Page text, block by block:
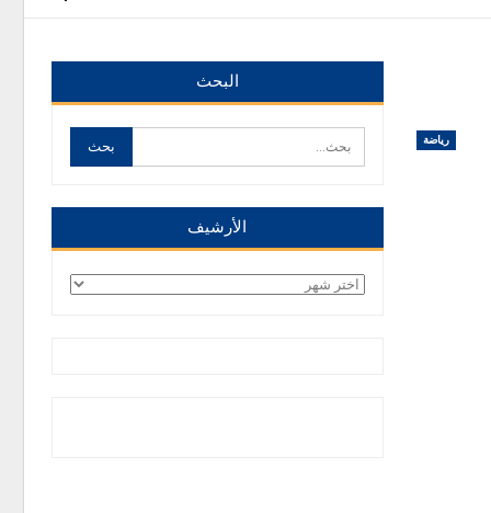
رياضة
البحث
الأرشيف
الأرشيف